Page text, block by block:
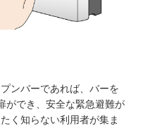
ンバーであれば、バーを
ができ、安全な緊急避難が
く知らない利用者が集ま